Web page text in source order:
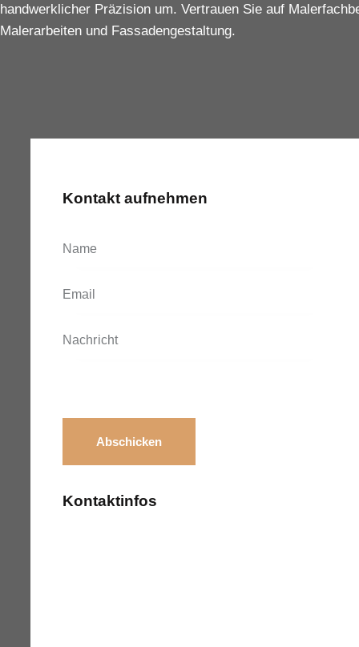
handwerklicher Präzision um. Vertrauen Sie auf
Malerarbeiten und Fassadengestaltung.
Kontakt aufnehmen
Kontaktinfos